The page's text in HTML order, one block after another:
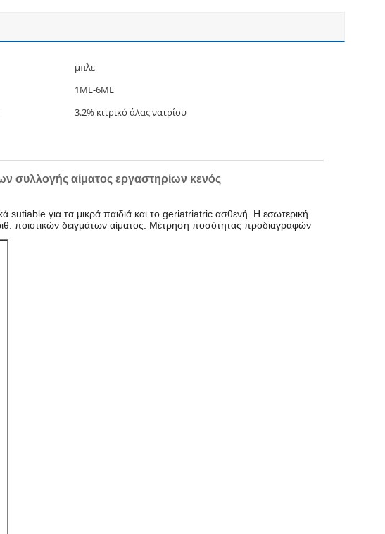
μπλε
1ML-6ML
3.2% κιτρικό άλας νατρίου
συλλογής αίματος εργαστηρίων κενός
sutiable για τα μικρά παιδιά και το geriatriatric ασθενή. Η εσωτερική
ποιοτικών δειγμάτων αίματος. Μέτρηση ποσότητας προδιαγραφών